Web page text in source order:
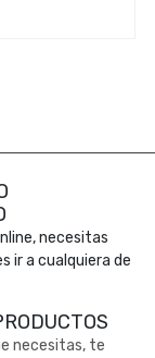
necesitas
ir a cualquiera de
necesitas, te